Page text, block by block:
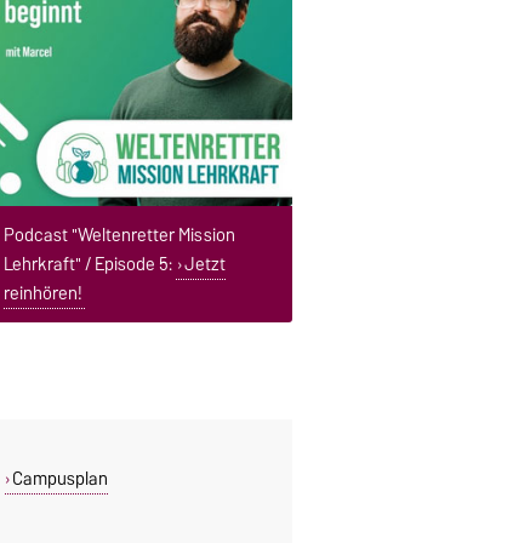
Podcast "Weltenretter Mission
Lehrkraft" / Episode 5: Jetzt
reinhören!
Campusplan